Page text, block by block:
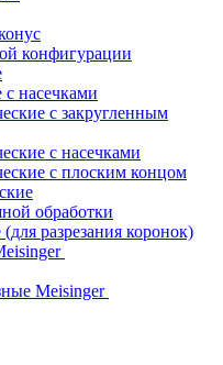
конфигурации
насечками
с закругленным
с насечками
с плоским концом
обработки
разрезания коронок)
Meisinger